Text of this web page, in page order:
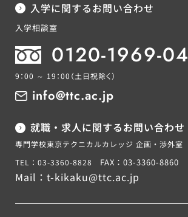
入学に関するお問い合わせ
入学相談室
0120-1969-04
9：00 ～ 19：00 （土日祝除く）
info@ttc.ac.jp
就職・求人に関するお問い合わせ
専門学校東京テクニカルカレッジ 企画・渉外室
TEL：03-3360-8828
FAX：03-3360-8860
Mail： t-kikaku@ttc.ac.jp